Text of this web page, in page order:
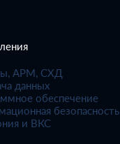
АРМ, СХД
данных
обеспечение
безопасность
и ВКС